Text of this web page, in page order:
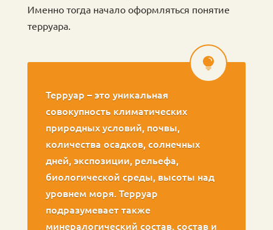
Именно тогда начало оформляться понятие
терруара.
Терруар – это уникальная
совокупность климатических
природных условий, почвы,
количества осадков, солнечных
дней, экспозиции, рельефа,
биологической среды, высоты над
уровнем моря. Терруар
подразумевает также
минералогический состав, состав и